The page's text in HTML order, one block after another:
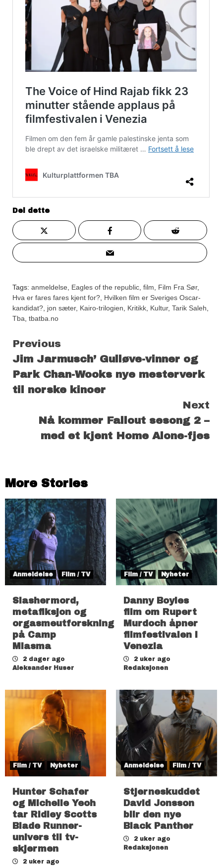
Del dette
Tags: anmeldelse, Eagles of the republic, film, Film Fra Sør,
Hva er fares fares kjent for?, Hvilken film er Sveriges Oscar-
kandidat?, jon sæter, Kairo-trilogien, Kritikk, Kultur, Tarik Saleh,
Tba, tbatba.no
Continue
Reading
Previous
Jim Jarmusch’ Gulløve-vinner og
Park Chan-Wooks nye mesterverk
til norske kinoer
Next
Nå kommer Fallout sesong 2 –
med et kjent Home Alone-fjes
More Stories
Anmeldelse Film / TV
Slashermord,
metafiksjon og
orgasmeutforskning
på Camp
Miasma
2 dager ago
Aleksander Huser
Film / TV Nyheter
Danny Boyles
film om Rupert
Murdoch åpner
filmfestivalen i
Venezia
2 uker ago
Redaksjonen
Film / TV Nyheter
Hunter Schafer
og Michelle Yeoh
tar Ridley Scotts
Blade Runner-
univers til tv-
skjermen
2 uker ago
Anmeldelse Film / TV
Stjerneskuddet
David Jonsson
blir den nye
Black Panther
2 uker ago
Redaksjonen